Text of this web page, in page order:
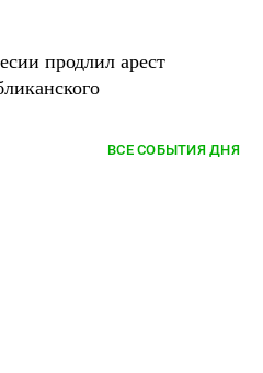
продлил арест
ВСЕ СОБЫТИЯ ДНЯ